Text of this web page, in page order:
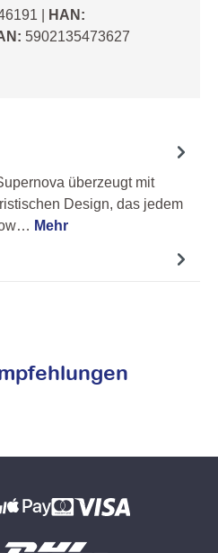
HAN:
5902135473627
überzeugt mit
Design, das jedem
Mehr